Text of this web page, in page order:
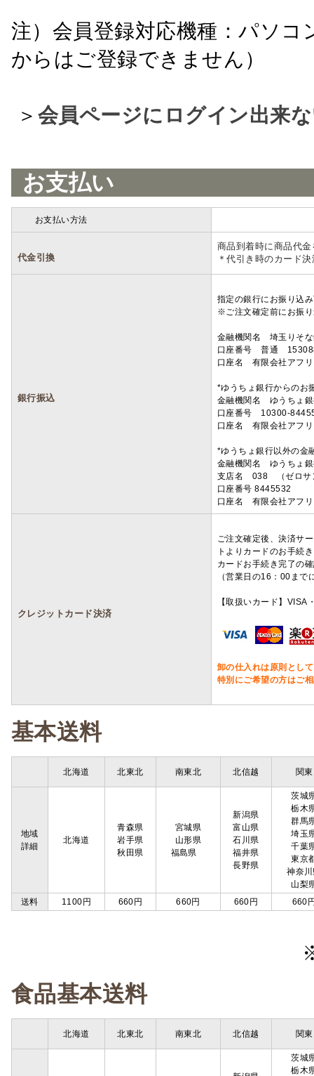
注）会員登録対応機種：パソ
からはご登録できません）
＞ 会員ページにログイン出来
お支払い
お支払い方法
代金引換
商品到着時に商品代
＊代引き時のカード
銀行振込
指定の銀行にお振り込
※ご注文確定前にお振
金融機関名 埼玉りそ
口座番号 普通
口座名 有限会社アフ
*ゆうちょ銀行からのお
金融機関名 ゆうちょ
口座番号 10300-
口座名 有限会社アフ
*ゆうちょ銀行以外の金
金融機関名 ゆうちょ
支店名 038 （ゼロサ
口座番号 8445532
口座名 有限会社アフ
クレジットカード決済
ご注文確定後、決済サ
トよりカードのお手続
カードお手続き完了の
（営業日の16：00ま
【取扱いカード】
卸の仕入れは原則とし
特別にご希望の方はご
基本送料
北海道 北東北 南東北 北信越 関東
地域
詳細
北海道
青森県
岩手県
秋田県
宮城県
山形県
福島県
新潟県
富山県
石川県
福井県
長野県
茨城
栃木
群馬
埼玉
千葉
東京
神奈
山梨
送料
1100円 660円 660円 660円 660
食品基本送料
北海道 北東北 南東北 北信越 関東
茨城
栃木